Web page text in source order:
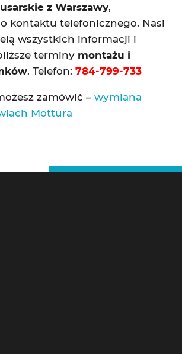
z Warszawy,
kontaktu telefonicznego. Nasi
wszystkich informacji i
terminy montażu i
. Telefon: 784-799-733
zamówić – wymiana
Mottura